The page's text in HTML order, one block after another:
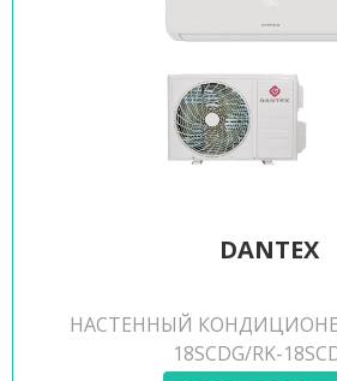
DANTEX
НАСТЕННЫЙ КОНДИЦИОНЕР
18SCDG/RK-